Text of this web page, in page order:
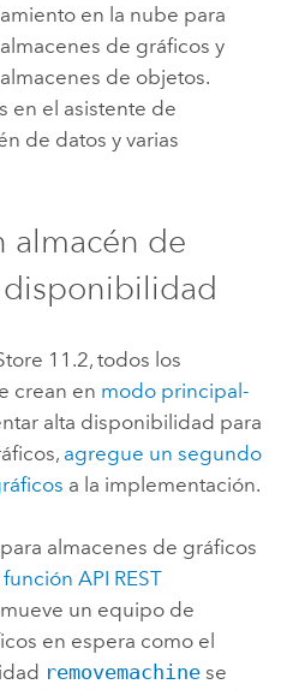
en la nube para
de gráficos y
de objetos.
en el asistente de
de datos y varias
almacén de
11.2, todos los
crean en modo principal-
alta disponibilidad para
agregue un segundo
a la implementación.
almacenes de gráficos
función API REST
un equipo de
en espera como el
removemachinese